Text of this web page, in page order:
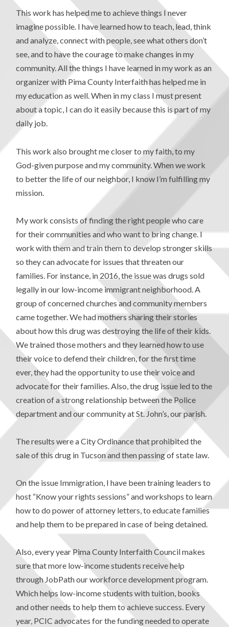
This work has helped me to achieve things I never
imagine possible. I have learned how to teach, lead, think
and analyze, connect with people, see what others don’t
see, and to have the courage to make changes in my
community. All the things I have learned in my work as an
organizer with Pima County Interfaith has helped me in
my education as well. When in my class I must present
about a topic, I can do it easily because this is part of my
daily job.
This work also brought me closer to my faith, to my
God-given purpose and my community. When we work
to better the life of our neighbor, I know I’m fulfilling my
mission.
My work consists of finding the right people who care
for their communities and who want to bring change. I
work with them and train them to develop stronger skills
so they can advocate for issues that threaten our
families. For instance, in 2016, the issue was drugs sold
legally in our low-income immigrant neighborhood. A
group of concerned churches and community members
came together. We had mothers sharing their stories
about how this drug was destroying the life of their kids.
We trained those mothers and they learned how to use
their voice to defend their children, for the first time
ever, they had the opportunity to use their voice and
advocate for their families. Also, the drug issue led to the
creation of a strong relationship between the Police
department and our community at St. John’s, our parish.
The results were a City Ordinance that prohibited the
sale of this drug in Tucson and then passing of state law.
On the issue Immigration, I have been training leaders to
host “Know your rights sessions” and workshops to learn
how to do power of attorney letters, to educate families
and help them to be prepared in case of being detained.
Also, every year Pima County Interfaith Council makes
sure that more low-income students receive help
through JobPath our workforce development program.
Which helps low-income students with tuition, books
and other needs to help them to achieve success. Every
year, PCIC advocates for the funding needed to operate